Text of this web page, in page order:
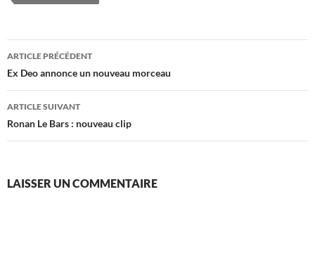
Navigation
des
articles
ARTICLE PRÉCÉDENT
Ex Deo annonce un nouveau morceau
ARTICLE SUIVANT
Ronan Le Bars : nouveau clip
LAISSER UN COMMENTAIRE